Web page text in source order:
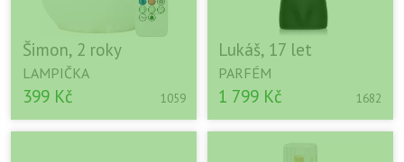
Šimon, 2 roky
LAMPIČKA
399 Kč 1059
Lukáš, 17 let
PARFÉM
1 799 Kč 1682